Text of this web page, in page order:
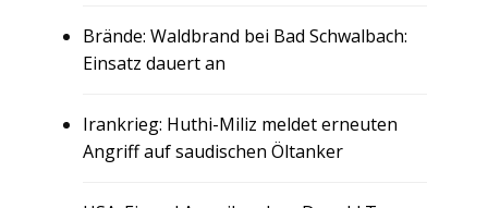
Brände: Waldbrand bei Bad Schwalbach:
Einsatz dauert an
Irankrieg: Huthi-Miliz meldet erneuten
Angriff auf saudischen Öltanker